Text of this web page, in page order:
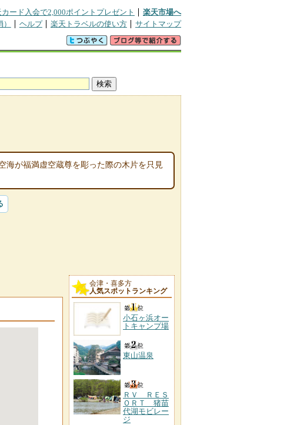
ード入会で2,000ポイントプレゼント
楽天市場へ
ヘルプ 楽天トラベルの使い方 サイトマップ
海が福満虚空蔵尊を彫った際の木片を只見
会津・喜多方
人気スポットランキング
小石ヶ浜オー
トキャンプ場
東山温泉
ＲＶ ＲＥＳ
ＯＲＴ 猪苗
代湖モビレー
ジ